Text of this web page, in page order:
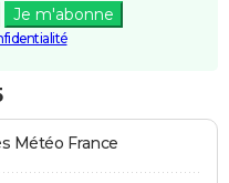
Je m'abonne
Météo France